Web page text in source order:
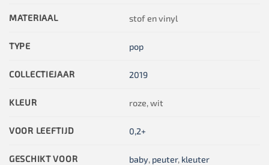
MATERIAAL stof en vinyl
TYPE pop
COLLECTIEJAAR 2019
KLEUR roze, wit
VOOR LEEFTIJD 0,2+
GESCHIKT VOOR baby, peuter, kleuter